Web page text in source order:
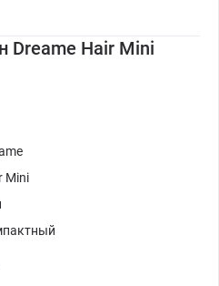
Dreame Hair Mini
Mini